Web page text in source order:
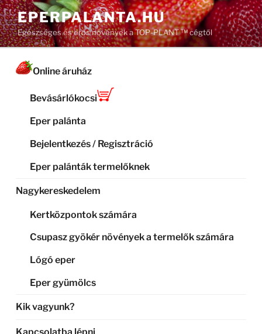
Tartalomhoz
EPERPALANTA.HU
Egészséges és erős növények a TOP-PLANT ™ cégtől
Online áruház
Bevásárlókocsi
Eper palánta
Bejelentkezés / Regisztráció
Eper palánták termelőknek
Nagykereskedelem
Kertközpontok számára
Csupasz gyökér növények a termelők számára
Lógó eper
Eper gyümölcs
Kik vagyunk?